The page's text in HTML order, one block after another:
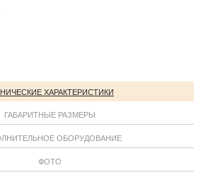
ХАРАКТЕРИСТИКИ
ГАБАРИТНЫЕ РАЗМЕРЫ
ОБОРУДОВАНИЕ
ФОТО